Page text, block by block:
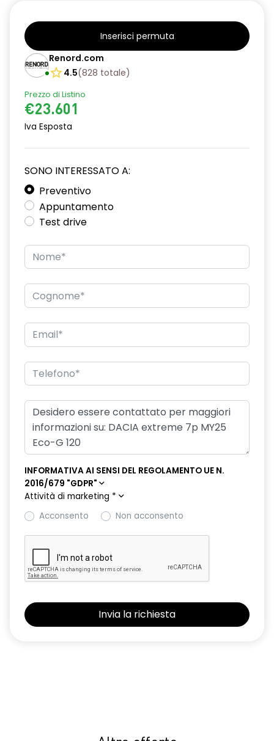
Inserisci permuta
Renord.com
4.5(828 totale)
Prezzo di Listino
€23.601
Iva Esposta
SONO INTERESSATO A:
Preventivo
Appuntamento
Test drive
INFORMATIVA AI SENSI DEL REGOLAMENTO UE N.
2016/679 "GDPR"
Attività di marketing *
Acconsento
Non acconsento